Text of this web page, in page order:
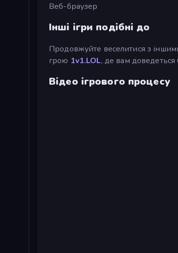
Веб-браузер
Інші ігри подібні до
Продовжуйте веселитися з
грою 1v1.LOL, де вам
Відео ігрового процесу